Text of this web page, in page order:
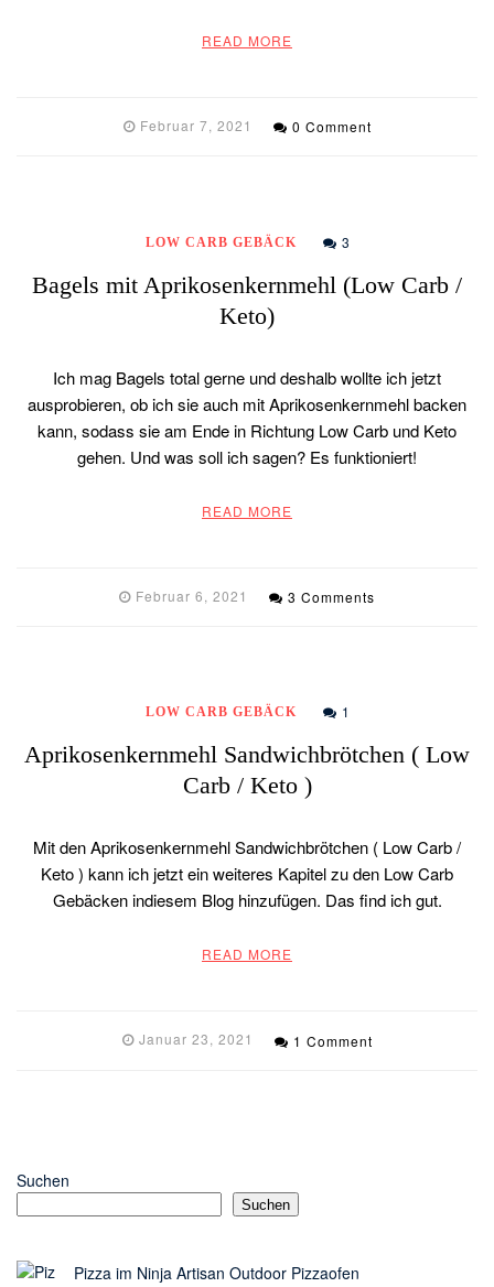
READ MORE
Februar 7, 2021 0 Comment
LOW CARB GEBÄCK 3
Bagels mit Aprikosenkernmehl (Low Carb /
Keto)
Ich mag Bagels total gerne und deshalb wollte ich jetzt
ausprobieren, ob ich sie auch mit Aprikosenkernmehl backen
kann, sodass sie am Ende in Richtung Low Carb und Keto
gehen. Und was soll ich sagen? Es funktioniert!
READ MORE
Februar 6, 2021 3 Comments
LOW CARB GEBÄCK 1
Aprikosenkernmehl Sandwichbrötchen ( Low
Carb / Keto )
Mit den Aprikosenkernmehl Sandwichbrötchen ( Low Carb /
Keto ) kann ich jetzt ein weiteres Kapitel zu den Low Carb
Gebäcken indiesem Blog hinzufügen. Das find ich gut.
READ MORE
Januar 23, 2021 1 Comment
Suchen
Suchen
Pizza im Ninja Artisan Outdoor Pizzaofen